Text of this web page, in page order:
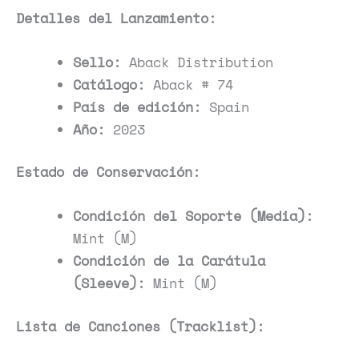
Detalles del Lanzamiento:
Sello: Aback Distribution
Catálogo: Aback # 74
País de edición: Spain
Año: 2023
Estado de Conservación:
Condición del Soporte (Media):
Mint (M)
Condición de la Carátula
(Sleeve): Mint (M)
Lista de Canciones (Tracklist):